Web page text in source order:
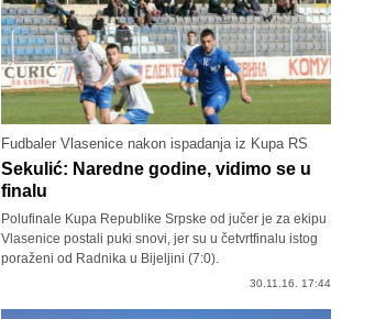
Fudbaler Vlasenice nakon ispadanja iz Kupa RS
Sekulić: Naredne godine, vidimo se u
finalu
Polufinale Kupa Republike Srpske od jučer je za ekipu
Vlasenice postali puki snovi, jer su u četvrtfinalu istog
poraženi od Radnika u Bijeljini (7:0).
30.11.16. 17:44